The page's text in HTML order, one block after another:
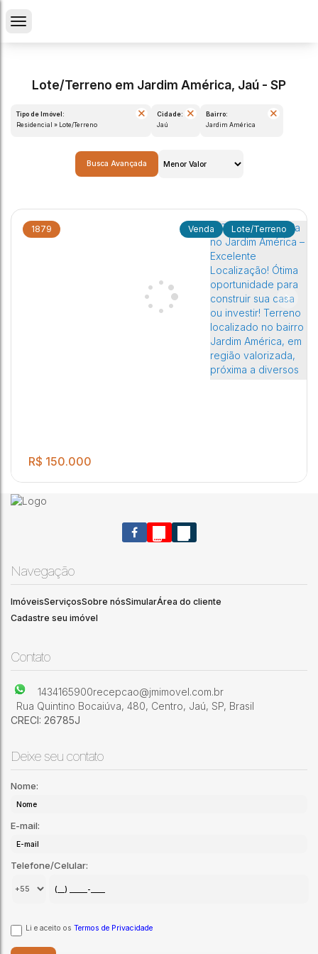
Lote/Terreno em Jardim América, Jaú - SP
Tipo de Imóvel:
Residencial » Lote/Terreno
Cidade:
Jaú
Bairro:
Jardim América
Busca Avançada
1879 Lote/Terreno
Terreno à Venda no Jardim América – Excelente Localização!
valorizada, próxima a diversos comércios, escolas,
supermercados e serviços. Ár
R$ 150.000
Jardim América
Navegação
ImóveisServiçosSobre nósSimularÁrea do cliente
Cadastre seu imóvel
Contato
1434165900recepcao@jmimovel.com.br
Rua Quintino Bocaiúva, 480, Centro, Jaú, SP, Brasil
CRECI: 26785J
Deixe seu contato
Nome:
E-mail:
Telefone/Celular:
Li e aceito os Termos de Privacidade